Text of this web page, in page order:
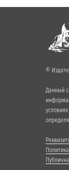
©
Данный